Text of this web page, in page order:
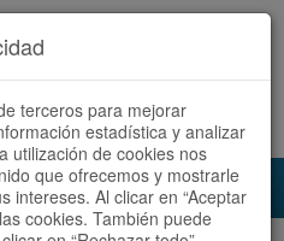
Español | Català
terceros para mejorar
estadística y analizar
utilización de cookies nos
que ofrecemos y mostrarle
intereses. Al clicar en “Aceptar
cookies. También puede